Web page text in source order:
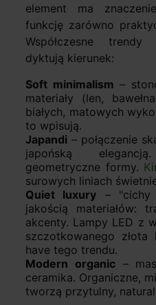
element ma
funkcję zarówno
Współczesne trendy
dyktują kierunek:
Soft minimalism –
materiały (len,
białych, matowych
to wpisują.
Japandi – połączenie
japońską
geometryczne formy.
surowych liniach
Quiet luxury – "cichy
jakością materiałów:
akcenty. Lampy LED z
szczotkowanego
have tego trendu.
Modern organic–
ceramika. Organiczne,
tworzą przytulny,